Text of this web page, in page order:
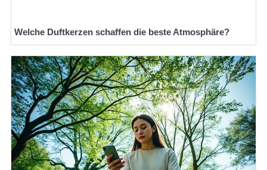
Welche Duftkerzen schaffen die beste Atmosphäre?